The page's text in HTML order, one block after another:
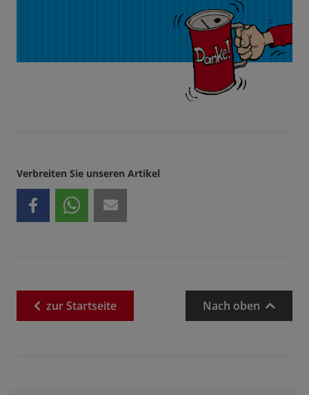
Verbreiten Sie unseren Artikel
zurStartseite Nach oben